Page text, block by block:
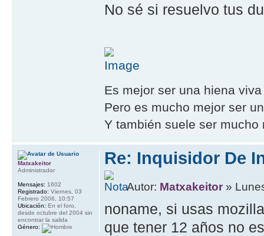
No sé si resuelvo tus
Es mejor ser una hiena
Pero es mucho mejor ser
Y también suele ser mucho
Re: Inquisidor De
Autor: Matxakeitor »
noname, si usas
que tener 12 años no
Matxakeitor
Administrador
Mensajes: 1602
Registrado: Viernes, 03
Febrero 2006, 10:57
Ubicación: En el foro,
desde octubre del 2004 sin
encontrar la salida
Género: